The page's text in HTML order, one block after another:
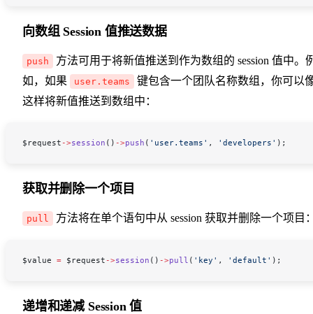
向数组 Session 值推送数据
push
方法可用于将新值推送到作为数组的 session 值中。
如，如果
user.teams
键包含一个团队名称数组，你可以
这样将新值推送到数组中：
$request ->session () ->push ( 'user.teams' , 'developers' );
获取并删除一个项目
pull 方法将在单个语句中从 session 获取并删除一个项目
$value = $request ->session () ->pull ( 'key' , 'default' );
递增和递减 Session 值